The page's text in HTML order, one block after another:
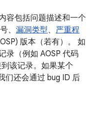
容包括问题描述和一个
、 漏洞类型、 严重程
版本（若有）。 如
录（例如 AOSP 代码
该记录。如果某个
们还会通过 bug ID 后